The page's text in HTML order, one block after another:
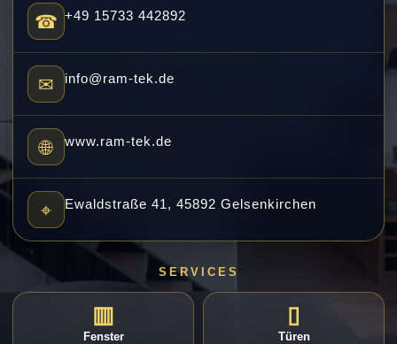
☎ +49 15733 442892
✉ info@ram-tek.de
🌐 www.ram-tek.de
⌖ Ewaldstraße 41, 45892 Gelsenkirchen
SERVICES
▥
Fenster
▯
Türen